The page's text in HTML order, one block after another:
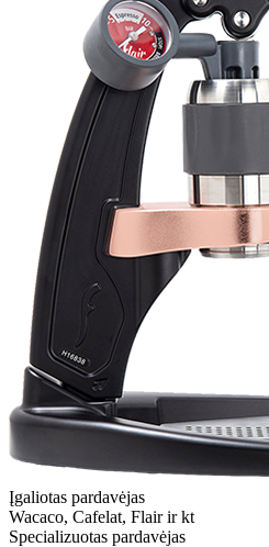
Įgaliotas pardavėjas
Wacaco, Cafelat, Flair ir kt
Specializuotas pardavėjas